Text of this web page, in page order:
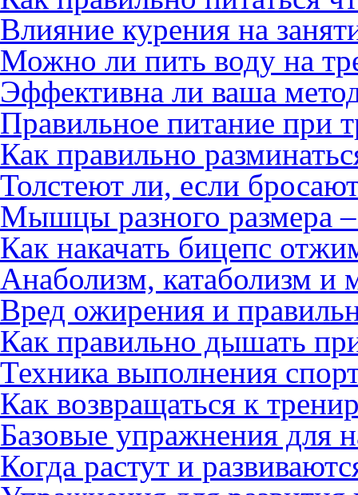
Влияние курения на
Можно ли пить воду на
Эффективна ли ваша
Правильное питание при
Как правильно
Толстеют ли, если
Мышцы разного размера –
Как накачать бицепс
Анаболизм, катаболизм и
Вред ожирения и
Как правильно дышать
Техника выполнения
Как возвращаться к
Базовые упражнения для
Когда растут и